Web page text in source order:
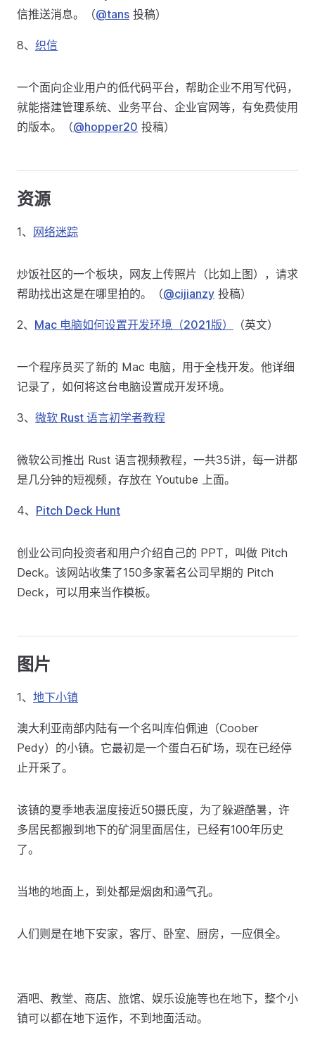
信推送消息。（@tans 投稿）
8、 织信
一个面向企业用户的低代码平台，帮助企业不用写代码，
就能搭建管理系统、业务平台、企业官网等，有免费使用
的版本。（@hopper20 投稿）
资源
1、 网络迷踪
炒饭社区的一个板块，网友上传照片（比如上图），请求
帮助找出这是在哪里拍的。（@cijianzy 投稿）
2、 Mac 电脑如何设置开发环境（2021版） （英文）
一个程序员买了新的 Mac 电脑，用于全栈开发。他详细
记录了，如何将这台电脑设置成开发环境。
3、 微软 Rust 语言初学者教程
微软公司推出 Rust 语言视频教程，一共35讲，每一讲都
是几分钟的短视频，存放在 Youtube 上面。
4、 Pitch Deck Hunt
创业公司向投资者和用户介绍自己的 PPT，叫做 Pitch
Deck。该网站收集了150多家著名公司早期的 Pitch
Deck，可以用来当作模板。
图片
1、 地下小镇
澳大利亚南部内陆有一个名叫库伯佩迪（Coober
Pedy）的小镇。它最初是一个蛋白石矿场，现在已经停
止开采了。
该镇的夏季地表温度接近50摄氏度，为了躲避酷暑，许
多居民都搬到地下的矿洞里面居住，已经有100年历史
了。
当地的地面上，到处都是烟囱和通气孔。
人们则是在地下安家，客厅、卧室、厨房，一应俱全。
酒吧、教堂、商店、旅馆、娱乐设施等也在地下，整个小
镇可以都在地下运作，不到地面活动。